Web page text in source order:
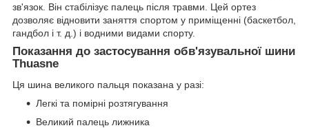
зв'язок. Він стабілізує палець після травми. Цей ортез
дозволяє відновити заняття спортом у приміщенні (баскетбол,
гандбол і т. д.) і водними видами спорту.
Показання до застосування обв'язувальної шини
Thuasne
Ця шина великого пальця показана у разі:
Легкі та помірні розтягування
Великий палець лижника